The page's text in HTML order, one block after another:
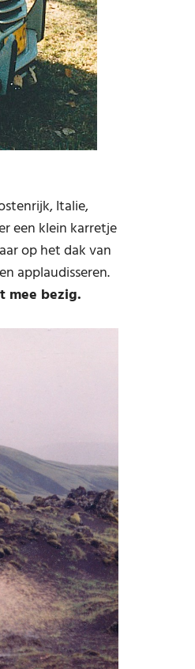
Italie,
een klein karretje
op het dak van
applaudisseren.
mee bezig.